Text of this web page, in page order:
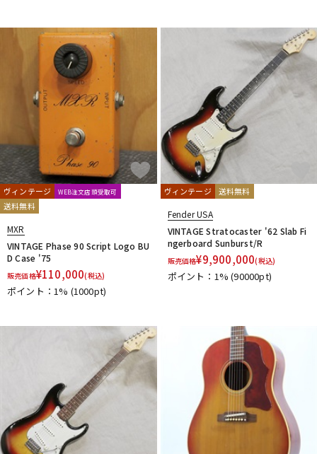
ヴィンテージ WEB注文店頭受取可
送料無料
MXR
VINTAGE Phase 90 Script Logo BU
D Case '75
販売価格¥110,000(税込)
ポイント：1% (1000pt)
ヴィンテージ 送料無料
Fender USA
VINTAGE Stratocaster '62 Slab Fi
ngerboard Sunburst/R
販売価格¥9,900,000(税込)
ポイント：1%(90000pt)